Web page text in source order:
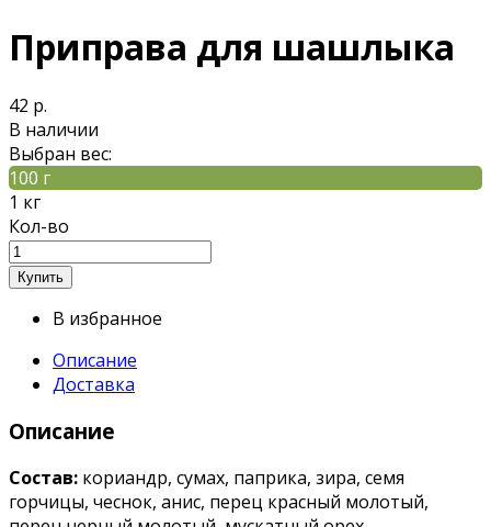
Приправа для шашлыка
42 р.
В наличии
Выбран вес:
100 г
1 кг
Кол-во
В избранное
Описание
Доставка
Описание
Состав: кориандр, сумах, паприка, зира, семя
горчицы, чеснок, анис, перец красный молотый,